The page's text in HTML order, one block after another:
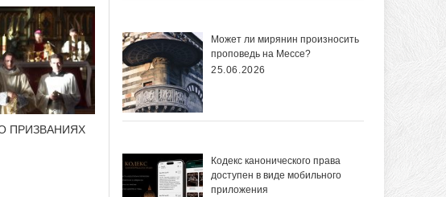
ПРИЗВАНИЯХ
Может ли мирянин произносить
проповедь на Мессе?
25.06.2026
Кодекс канонического права
доступен в виде мобильного
приложения